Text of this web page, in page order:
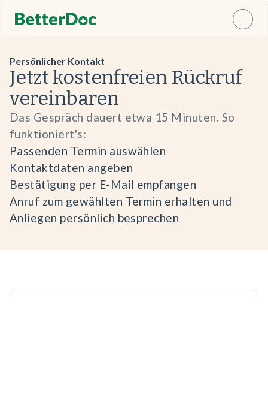
Persönlicher Kontakt
Jetzt kostenfreien Rückruf
vereinbaren
Das Gespräch dauert etwa 15 Minuten. So
funktioniert's:
Passenden Termin auswählen
Kontaktdaten angeben
Bestätigung per E-Mail empfangen
Anruf zum gewählten Termin erhalten und
Anliegen persönlich besprechen